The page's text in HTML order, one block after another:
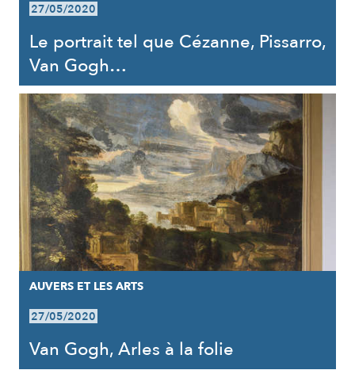
27/05/2020
Le portrait tel que Cézanne, Pissarro,
Van Gogh…
AUVERS ET LES ARTS
27/05/2020
Van Gogh, Arles à la folie